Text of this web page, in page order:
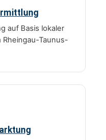
auf Basis lokaler
Rheingau-Taunus-